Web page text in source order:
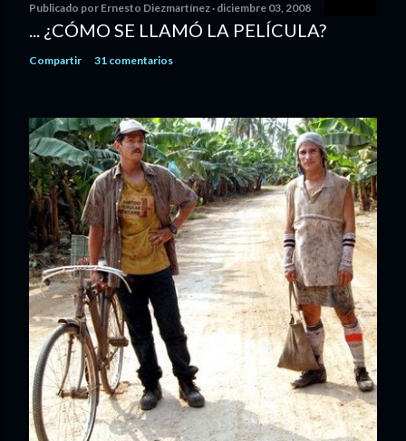
Publicado por Ernesto Diezmartínez diciembre 03, 2008
... ¿CÓMO SE LLAMÓ LA PELÍCULA?
Compartir 31 comentarios